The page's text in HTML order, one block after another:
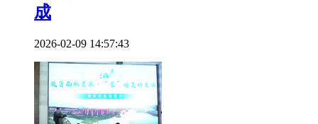
成
2026-02-09 14:57:43